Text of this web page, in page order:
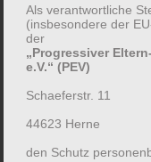
Familienalltag
261-Q04UT
Als verantwortliche
(insbesondere der
der
„Progressiver
e.V.“ (PEV)
Schaeferstr. 11
44623 Herne
den Schutz